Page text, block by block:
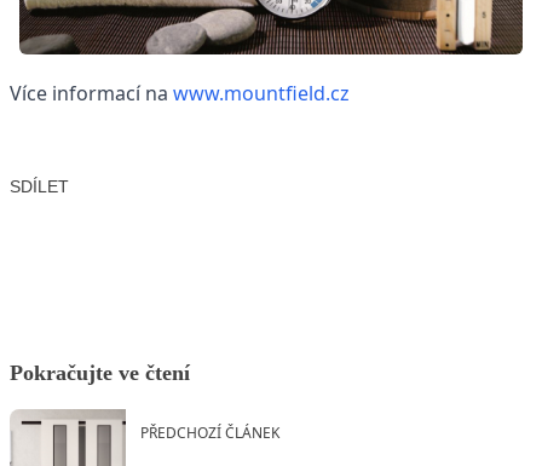
Více informací na www.mountfield.cz
SDÍLET
Pokračujte ve čtení
PŘEDCHOZÍ ČLÁNEK